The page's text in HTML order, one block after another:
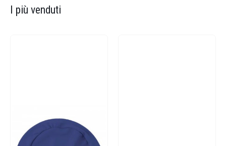
I più venduti